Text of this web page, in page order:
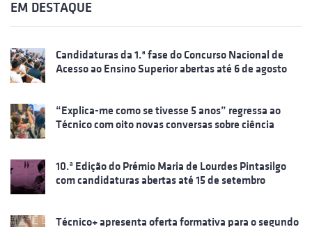
EM DESTAQUE
Candidaturas da 1.ª fase do Concurso Nacional de
Acesso ao Ensino Superior abertas até 6 de agosto
“Explica-me como se tivesse 5 anos” regressa ao
Técnico com oito novas conversas sobre ciência
10.ª Edição do Prémio Maria de Lourdes Pintasilgo
com candidaturas abertas até 15 de setembro
Técnico+ apresenta oferta formativa para o segundo